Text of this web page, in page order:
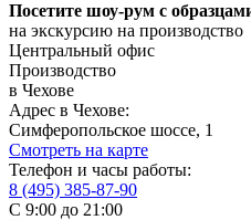
Посетите шоу-рум с
на экскурсию на производство
Центральный офис
Производство
в Чехове
Адрес в Чехове:
Симферопольское шоссе, 1
Смотреть на карте
Телефон и часы работы:
8 (495) 385-87-90
С 9:00 до 21:00